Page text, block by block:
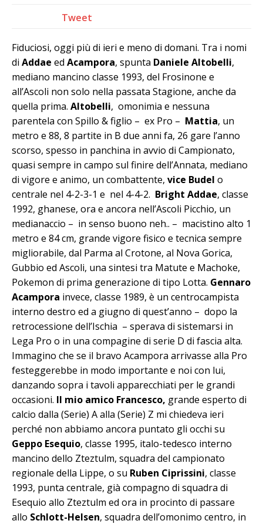
Tweet
Fiduciosi, oggi più di ieri e meno di domani. Tra i nomi
di Addae ed Acampora, spunta Daniele Altobelli,
mediano mancino classe 1993, del Frosinone e
all’Ascoli non solo nella passata Stagione, anche da
quella prima. Altobelli, omonimia e nessuna
parentela con Spillo & figlio – ex Pro – Mattia, un
metro e 88, 8 partite in B due anni fa, 26 gare l’anno
scorso, spesso in panchina in avvio di Campionato,
quasi sempre in campo sul finire dell’Annata, mediano
di vigore e animo, un combattente, vice Budel o
centrale nel 4-2-3-1 e nel 4-4-2. Bright Addae, classe
1992, ghanese, ora e ancora nell’Ascoli Picchio, un
medianaccio – in senso buono neh.. – macistino alto 1
metro e 84 cm, grande vigore fisico e tecnica sempre
migliorabile, dal Parma al Crotone, al Nova Gorica,
Gubbio ed Ascoli, una sintesi tra Matute e Machoke,
Pokemon di prima generazione di tipo Lotta. Gennaro
Acampora invece, classe 1989, è un centrocampista
interno destro ed a giugno di quest’anno – dopo la
retrocessione dell’Ischia – sperava di sistemarsi in
Lega Pro o in una compagine di serie D di fascia alta.
Immagino che se il bravo Acampora arrivasse alla Pro
festeggerebbe in modo importante e noi con lui,
danzando sopra i tavoli apparecchiati per le grandi
occasioni. Il mio amico Francesco, grande esperto di
calcio dalla (Serie) A alla (Serie) Z mi chiedeva ieri
perché non abbiamo ancora puntato gli occhi su
Geppo Esequio, classe 1995, italo-tedesco interno
mancino dello Zteztulm, squadra del campionato
regionale della Lippe, o su Ruben Ciprissini, classe
1993, punta centrale, già compagno di squadra di
Esequio allo Zteztulm ed ora in procinto di passare
allo Schlott-Helsen, squadra dell’omonimo centro, in